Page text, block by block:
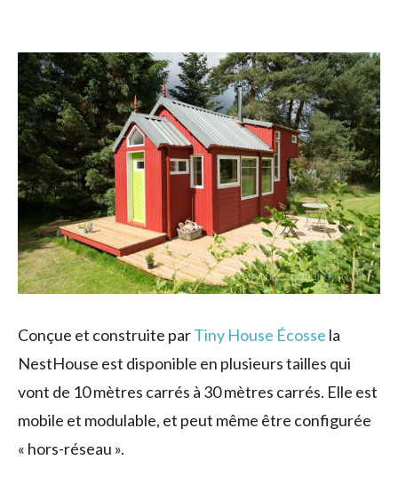
Conçue et construite parTiny House Écosse la
NestHouse est disponible en plusieurs tailles qui
vont de 10 mètres carrés à 30 mètres carrés. Elle est
mobile et modulable, et peut même être configurée
« hors-réseau ».